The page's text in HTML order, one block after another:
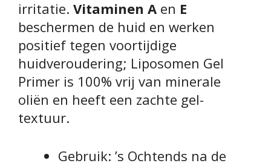
irritatie. Vitaminen A en E
beschermen de huid en werken
positief tegen voortijdige
huidveroudering; Liposomen Gel
Primer is 100% vrij van minerale
oliën en heeft een zachte gel-
textuur.
Gebruik: ’s Ochtends na de